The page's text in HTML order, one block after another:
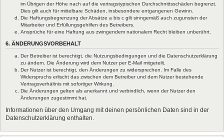
im Übrigen der Höhe nach auf die vertragstypischen Durchschnittsschäden begrenzt.
Dies gilt auch für mittelbare Schäden, insbesondere entgangenen Gewinn.
Die Haftungsbegrenzung der Absätze a bis c gilt sinngemäß auch zugunsten der
Mitarbeiter und Erfüllungsgehilfen des Betreibers.
Ansprüche für eine Haftung aus zwingendem nationalem Recht bleiben unberührt.
6. ÄNDERUNGSVORBEHALT
Der Betreiber ist berechtigt, die Nutzungsbedingungen und die Datenschutzerklärung
zu ändern. Die Änderung wird dem Nutzer per E-Mail mitgeteilt.
Der Nutzer ist berechtigt, den Änderungen zu widersprechen. Im Falle des
Widerspruchs erlischt das zwischen dem Betreiber und dem Nutzer bestehende
Vertragsverhältnis mit sofortiger Wirkung.
Die Änderungen gelten als anerkannt und verbindlich, wenn der Nutzer den
Änderungen zugestimmt hat.
Informationen über den Umgang mit deinen persönlichen Daten sind in der
Datenschutzerklärung enthalten.